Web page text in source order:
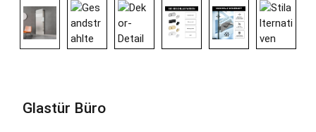
Glastür Büro